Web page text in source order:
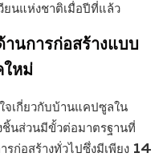
ยนแห่งชาติเมื่อปีที่แล้ว
นการก่อสร้างแบบ
ใหม่
จเกี่ยวกับบ้านแคปซูลใน
นส่วนมีขั้วต่อมาตรฐานที่
รก่อสร้างทั่วไปซึ่งมีเพียง 14